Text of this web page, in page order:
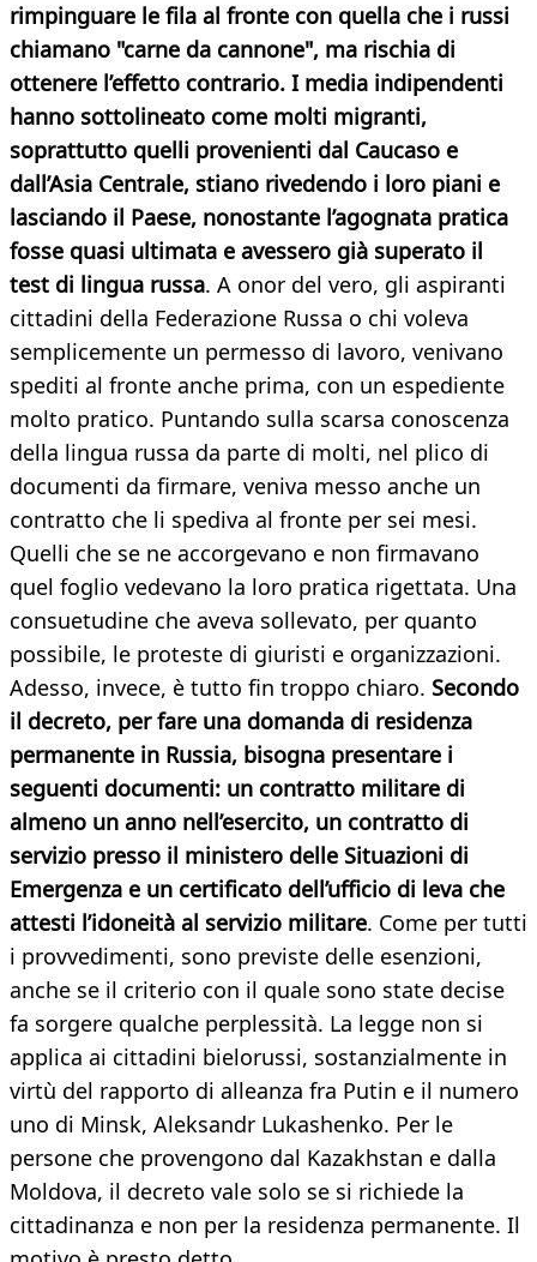
rimpinguare le fila al fronte con quella che i russi
chiamano "carne da cannone", ma rischia di
ottenere l’effetto contrario. I media indipendenti
hanno sottolineato come molti migranti,
soprattutto quelli provenienti dal Caucaso e
dall’Asia Centrale, stiano rivedendo i loro piani e
lasciando il Paese, nonostante l’agognata pratica
fosse quasi ultimata e avessero già superato il
test di lingua russa. A onor del vero, gli aspiranti
cittadini della Federazione Russa o chi voleva
semplicemente un permesso di lavoro, venivano
spediti al fronte anche prima, con un espediente
molto pratico. Puntando sulla scarsa conoscenza
della lingua russa da parte di molti, nel plico di
documenti da firmare, veniva messo anche un
contratto che li spediva al fronte per sei mesi.
Quelli che se ne accorgevano e non firmavano
quel foglio vedevano la loro pratica rigettata. Una
consuetudine che aveva sollevato, per quanto
possibile, le proteste di giuristi e organizzazioni.
Adesso, invece, è tutto fin troppo chiaro. Secondo
il decreto, per fare una domanda di residenza
permanente in Russia, bisogna presentare i
seguenti documenti: un contratto militare di
almeno un anno nell’esercito, un contratto di
servizio presso il ministero delle Situazioni di
Emergenza e un certificato dell’ufficio di leva che
attesti l’idoneità al servizio militare. Come per tutti
i provvedimenti, sono previste delle esenzioni,
anche se il criterio con il quale sono state decise
fa sorgere qualche perplessità. La legge non si
applica ai cittadini bielorussi, sostanzialmente in
virtù del rapporto di alleanza fra Putin e il numero
uno di Minsk, Aleksandr Lukashenko. Per le
persone che provengono dal Kazakhstan e dalla
Moldova, il decreto vale solo se si richiede la
cittadinanza e non per la residenza permanente. Il